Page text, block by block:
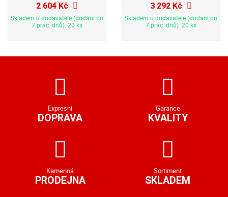
2 604 Kč
Skladem u dodavatele (dodání do
7 prac. dnů): 20 ks
3 292 Kč
Skladem u dodavatele (dodání do
7 prac. dnů): 20 ks
Expresní
DOPRAVA
Garance
KVALITY
Kamenná
PRODEJNA
Sortiment
SKLADEM